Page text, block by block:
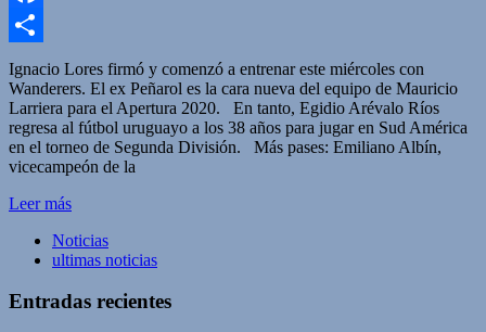
Facebook
Compartir
Ignacio Lores firmó y comenzó a entrenar este miércoles con
Wanderers. El ex Peñarol es la cara nueva del equipo de Mauricio
Larriera para el Apertura 2020. En tanto, Egidio Arévalo Ríos
regresa al fútbol uruguayo a los 38 años para jugar en Sud América
en el torneo de Segunda División. Más pases: Emiliano Albín,
vicecampeón de la
Leer más
Noticias
ultimas noticias
Entradas recientes